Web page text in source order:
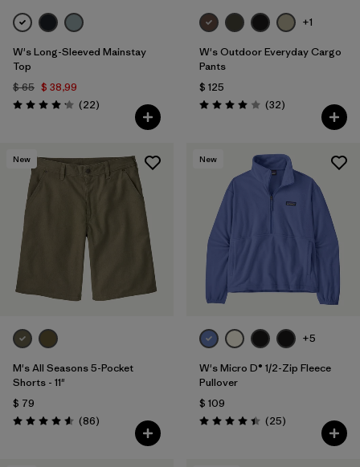
W's Long-Sleeved Mainstay
Top
$ 65 $ 38,99
Valoración: 4.1 / 5
(22Comentarios
)
+1
W's Outdoor Everyday Cargo
Pants
$ 125
Valoración: 4.0 / 5
(32Comentarios
)
New
M's All Seasons 5-Pocket
Shorts - 11"
$ 79
Valoración: 4.6 / 5
(86Comentarios
)
New
+5
W's Micro D® 1/2-Zip Fleece
Pullover
$ 109
Valoración: 4.4 / 5
(25Comentarios
)